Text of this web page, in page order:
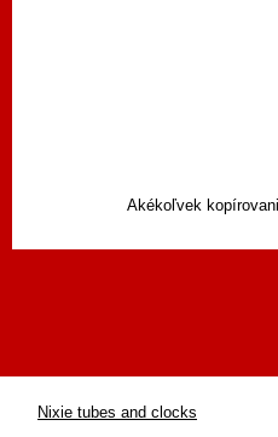
Akékoľvek
Nixie tubes and clocks